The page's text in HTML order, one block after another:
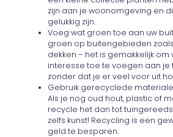
zijn aan je woonomgeving en
gelukkig zijn.
Voeg wat groen toe aan uw
groen op buitengebieden
dekken – het is gemakkelijk om
interesse toe te voegen aan je
zonder dat je er veel voor uit
Gebruik gerecyclede
Als je nog oud hout, plastic of
recycle het dan tot
zelfs kunst! Recycling is een
geld te besparen.